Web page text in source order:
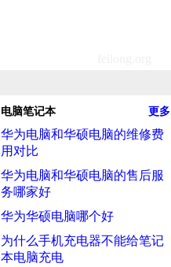
电脑笔记本 更多
华为电脑和华硕电脑的维修费
用对比
华为电脑和华硕电脑的售后服
务哪家好
华为华硕电脑哪个好
为什么手机充电器不能给笔记
本电脑充电